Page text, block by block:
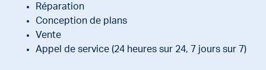
Réparation
Conception de plans
Vente
Appel de service (24 heures sur 24, 7 jours sur 7)